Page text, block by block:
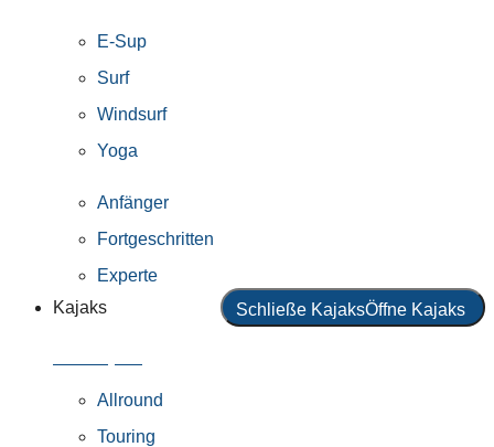
E-Sup
Surf
Windsurf
Yoga
Anfänger
Fortgeschritten
Experte
Kajaks
Schließe KajaksÖffne Kajaks
Allround
Touring